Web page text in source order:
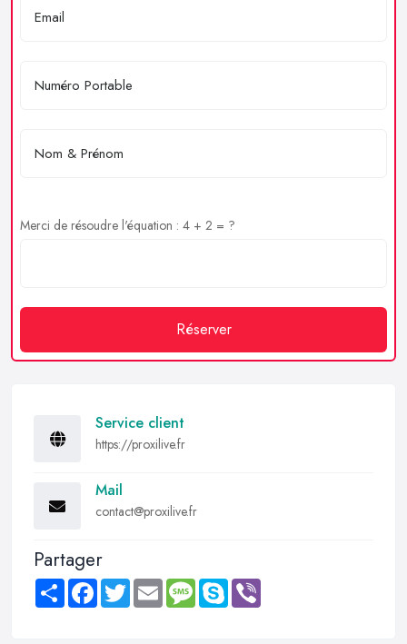
Merci de résoudre l'équation : 4 + 2 = ?
Réserver
Service client
https://proxilive.fr
Mail
contact@proxilive.fr
Partager
Share FacebookTwitter Email MessageSkype